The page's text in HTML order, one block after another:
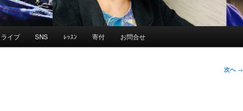
ライブ SNS ﾚｯｽﾝ 寄付 お問合せ
次へ→